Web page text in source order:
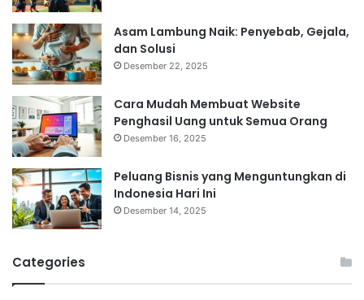
Asam Lambung Naik: Penyebab, Gejala,
dan Solusi
Desember 22, 2025
Cara Mudah Membuat Website
Penghasil Uang untuk Semua Orang
Desember 16, 2025
Peluang Bisnis yang Menguntungkan di
Indonesia Hari Ini
Desember 14, 2025
Categories